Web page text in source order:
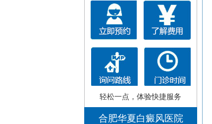
轻松一点，体验快捷服务
合肥华夏白癜风医院